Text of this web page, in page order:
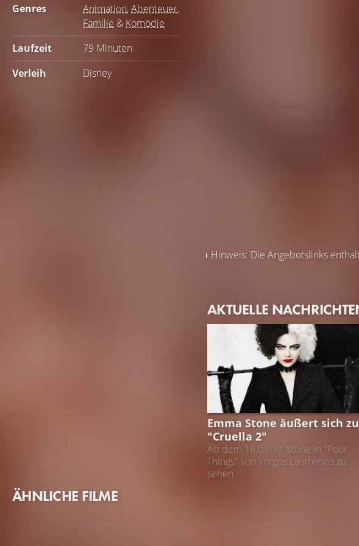
Genres
Animation,Abenteuer,
Familie & Komödie
Laufzeit
79 Minuten
Verleih
Disney
Hinweis: Die Angebotslinks
AKTUELLE
CRUELLA
Emma Stone äußert sich zu
"Cruella 2"
Ab dem 18.01. ist Stone in "Poor
Things" von Yorgos Lanthimos zu
sehen
ÄHNLICHE FILME